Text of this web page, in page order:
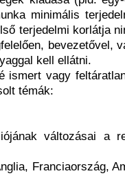
minimális
terjedelmi korlátja
bevezetővel,
kell ellátni.
ismert vagy
témák:
változásai a
Franciaország,